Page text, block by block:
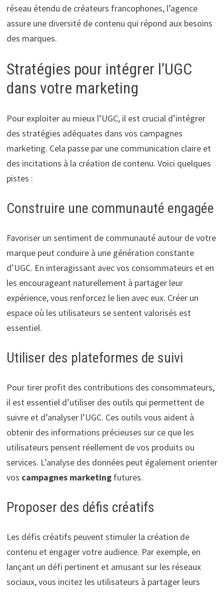
réseau étendu de créateurs francophones, l’agence
assure une diversité de contenu qui répond aux besoins
des marques.
Stratégies pour intégrer l’UGC
dans votre marketing
Pour exploiter au mieux l’UGC, il est crucial d’intégrer
des stratégies adéquates dans vos campagnes
marketing. Cela passe par une communication claire et
des incitations à la création de contenu. Voici quelques
pistes :
Construire une communauté engagée
Favoriser un sentiment de communauté autour de votre
marque peut conduire à une génération constante
d’UGC. En interagissant avec vos consommateurs et en
les encourageant naturellement à partager leur
expérience, vous renforcez le lien avec eux. Créer un
espace où les utilisateurs se sentent valorisés est
essentiel.
Utiliser des plateformes de suivi
Pour tirer profit des contributions des consommateurs,
il est essentiel d’utiliser des outils qui permettent de
suivre et d’analyser l’UGC. Ces outils vous aident à
obtenir des informations précieuses sur ce que les
utilisateurs pensent réellement de vos produits ou
services. L’analyse des données peut également orienter
vos campagnes marketingfutures.
Proposer des défis créatifs
Les défis créatifs peuvent stimuler la création de
contenu et engager votre audience. Par exemple, en
lançant un défi pertinent et amusant sur les réseaux
sociaux, vous incitez les utilisateurs à partager leurs